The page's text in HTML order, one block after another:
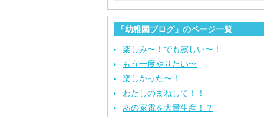
「幼稚園ブログ」のページ一覧
楽しみ〜！でも寂しい〜！
もう一度やりたい〜
楽しかった〜！
わたしのまねして！！
あの家電を大量生産！？